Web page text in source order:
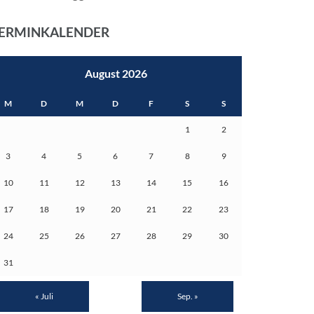
August 2026
M D M D F S S
1 2
3 4 5 6 7 8 9
10 11 12 13 14 15 16
17 18 19 20 21 22 23
24 25 26 27 28 29 30
31
« Juli Sep. »